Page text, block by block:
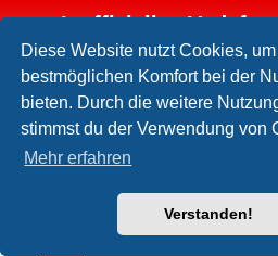
Diese Website nutzt Cookies,
bestmöglichen Komfort bei der
bieten. Durch die weitere
stimmst du der Verwendung von
Mehr erfahren
Verstanden!
Inoffizielles
FAQ
Foren-Übersicht Rund um Vodafone /
EON Glasfaserausbau -
Informationen u.a. zu